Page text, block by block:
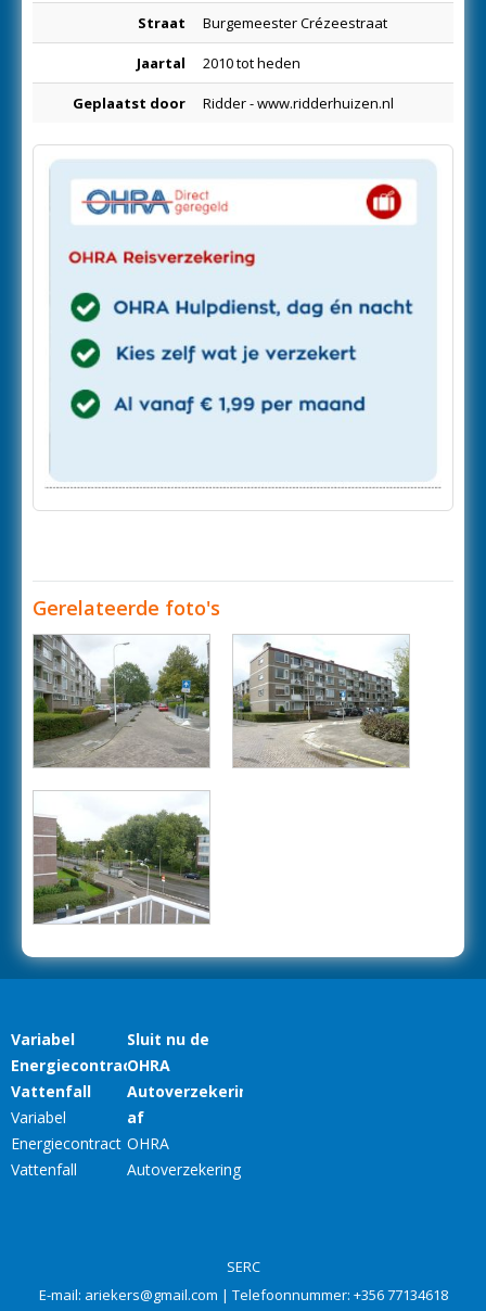
Straat Burgemeester Crézeestraat
Jaartal 2010 tot heden
Geplaatst door Ridder - www.ridderhuizen.nl
Gerelateerde foto's
SERC
E-mail: ariekers@gmail.com | Telefoonnummer: +356 77134618